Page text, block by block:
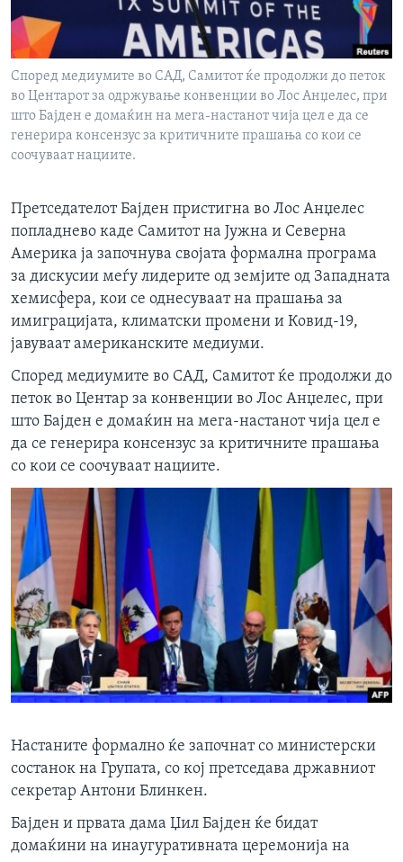
ИНТЕРВЈУА
Јазици
Според медиумите во САД, Самитот ќе продолжи до петок
во Центарот за одржување конвенции во Лос Анџелес, при
што Бајден е домаќин на мега-настанот чија цел е да се
генерира консензус за критичните прашања со кои се
соочуваат нациите.
Претседателот Бајден пристигна во Лос Анџелес
попладнево каде Самитот на Јужна и Северна
Америка ја започнува својата формална програма
за дискусии меѓу лидерите од земјите од Западната
хемисфера, кои се однесуваат на прашања за
имиграцијата, климатски промени и Ковид-19,
јавуваат американските медиуми.
Според медиумите во САД, Самитот ќе продолжи до
петок во Центар за конвенции во Лос Анџелес, при
што Бајден е домаќин на мега-настанот чија цел е
да се генерира консензус за критичните прашања
со кои се соочуваат нациите.
Настаните формално ќе започнат со министерски
состанок на Групата, со кој претседава државниот
секретар Антони Блинкен.
Бајден и првата дама Џил Бајден ќе бидат
домаќини на инаугуративната церемонија на